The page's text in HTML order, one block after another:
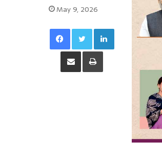
May 9, 2026
Facebook Twitter LinkedIn
Share via Email Print